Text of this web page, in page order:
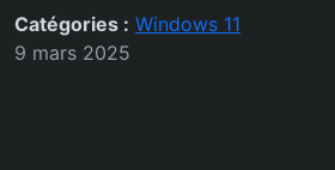
Catégories : Windows 11
9 mars 2025